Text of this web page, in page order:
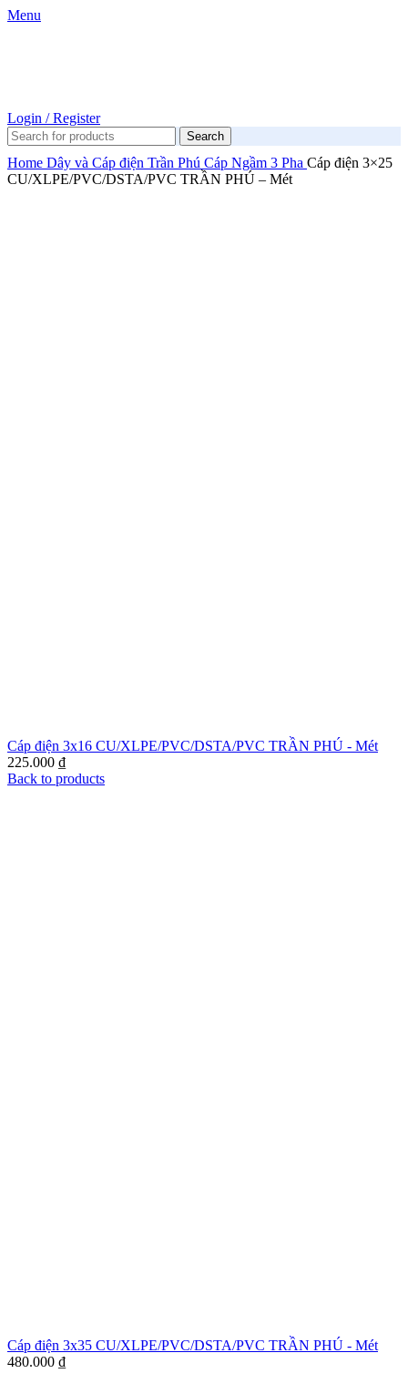
Menu
Login / Register
Search
Home Dây và Cáp điện Trần Phú Cáp Ngầm 3 Pha Cáp điện 3×25
CU/XLPE/PVC/DSTA/PVC TRẦN PHÚ – Mét
Cáp điện 3x16 CU/XLPE/PVC/DSTA/PVC TRẦN PHÚ - Mét
225.000 ₫
Back to products
Cáp điện 3x35 CU/XLPE/PVC/DSTA/PVC TRẦN PHÚ - Mét
480.000 ₫